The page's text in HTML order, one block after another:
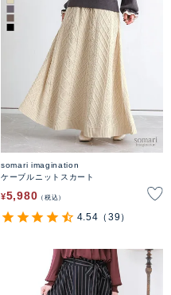
somari imagination
ケーブルニットスカート
¥5,980 税込
4.54 （39）